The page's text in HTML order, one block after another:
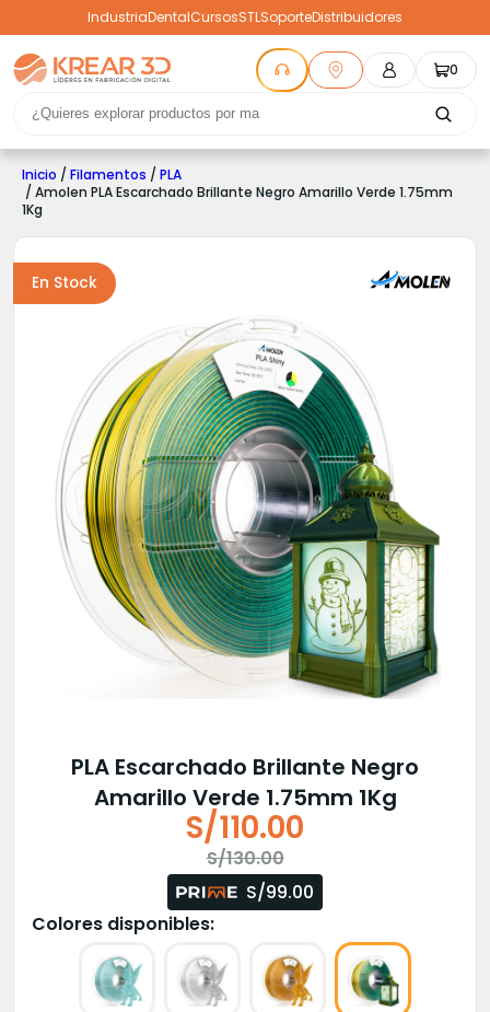
IndustriaDentalCursosSTLSoporteDistribuidores
0
Inicio / Filamentos / PLA
/ Amolen PLA Escarchado Brillante Negro Amarillo Verde 1.75mm
1Kg
En Stock
PLA Escarchado Brillante Negro
Amarillo Verde 1.75mm 1Kg
S/130.00
original
S/130.00.
S/110.00
actual
S/110.00.
S/99.00
Colores disponibles: